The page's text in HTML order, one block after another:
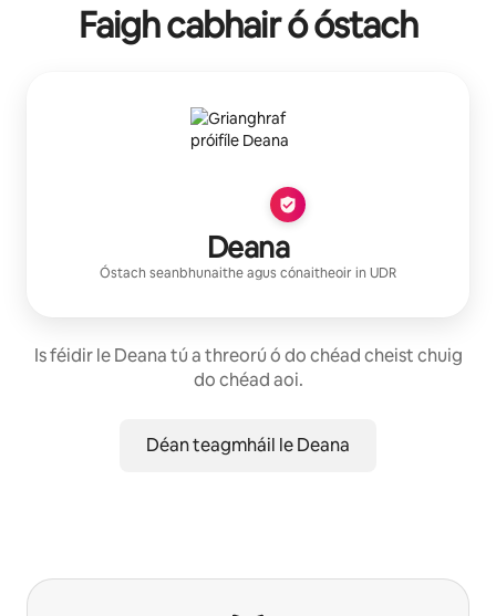
Faigh cabhair ó óstach
Deana
Óstach seanbhunaitheagus cónaitheoir in UDR
Is féidir le Deana tú a threorú ó do chéad cheist chuig
do chéad aoi.
Déan teagmháil le Deana